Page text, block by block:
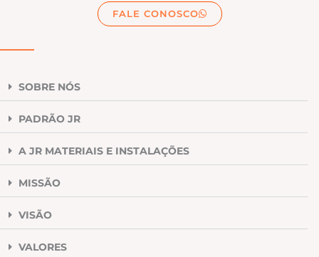
FALE CONOSCO
SOBRE NÓS
PADRÃO JR
A JR MATERIAIS E INSTALAÇÕES
MISSÃO
VISÃO
VALORES